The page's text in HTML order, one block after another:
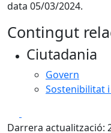
data 05/03/2024.
Contingut
Ciutadania
Govern
Sostenibilitat
Darrera actualització: